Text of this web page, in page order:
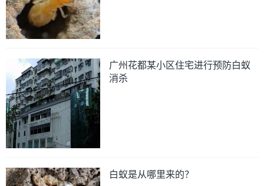
广州花都某小区住宅进行预防白蚁
消杀
白蚁是从哪里来的？